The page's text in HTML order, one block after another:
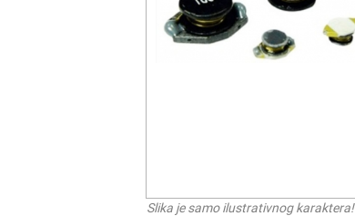
Slika je samo ilustrativnog karaktera!